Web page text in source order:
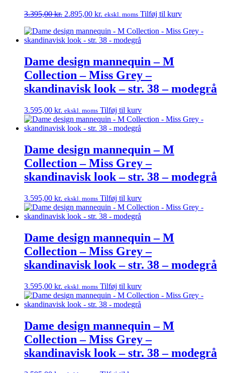
3.395,00kr. Den
pris
var:
2.895,00 kr. Den
pris
er:
ekskl. moms Tilføj til kurv
Dame design mannequin – M
Collection – Miss Grey –
skandinavisk look – str. 38 – modegrå
3.595,00 kr. ekskl. moms Tilføj til kurv
Dame design mannequin – M
Collection – Miss Grey –
skandinavisk look – str. 38 – modegrå
3.595,00 kr. ekskl. moms Tilføj til kurv
Dame design mannequin – M
Collection – Miss Grey –
skandinavisk look – str. 38 – modegrå
3.595,00 kr. ekskl. moms Tilføj til kurv
Dame design mannequin – M
Collection – Miss Grey –
skandinavisk look – str. 38 – modegrå